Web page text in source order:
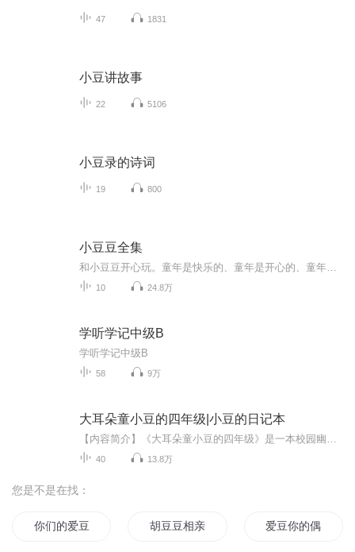
47 1831
小豆讲故事
22 5106
小豆录的诗词
19 800
小豆豆全集
10 24.8万
学听学记中级B
学听学记中级B
58 9万
大耳朵童小豆的四年级|小豆的日记本
40 13.8万
您是不是在找：
你们的爱豆是我的 胡豆豆相亲记 爱豆你的偶像包